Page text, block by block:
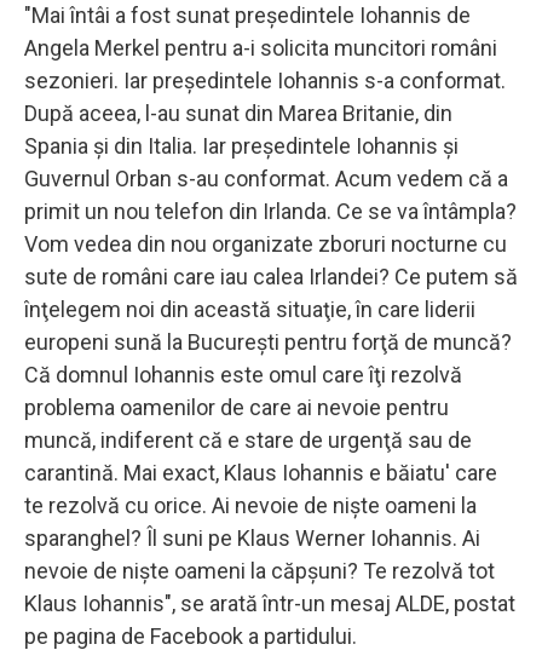
"Mai întâi a fost sunat preşedintele Iohannis de
Angela Merkel pentru a-i solicita muncitori români
sezonieri. Iar preşedintele Iohannis s-a conformat.
După aceea, l-au sunat din Marea Britanie, din
Spania şi din Italia. Iar preşedintele Iohannis şi
Guvernul Orban s-au conformat. Acum vedem că a
primit un nou telefon din Irlanda. Ce se va întâmpla?
Vom vedea din nou organizate zboruri nocturne cu
sute de români care iau calea Irlandei? Ce putem să
înţelegem noi din această situaţie, în care liderii
europeni sună la Bucureşti pentru forţă de muncă?
Că domnul Iohannis este omul care îţi rezolvă
problema oamenilor de care ai nevoie pentru
muncă, indiferent că e stare de urgenţă sau de
carantină. Mai exact, Klaus Iohannis e băiatu' care
te rezolvă cu orice. Ai nevoie de nişte oameni la
sparanghel? Îl suni pe Klaus Werner Iohannis. Ai
nevoie de nişte oameni la căpşuni? Te rezolvă tot
Klaus Iohannis", se arată într-un mesaj ALDE, postat
pe pagina de Facebook a partidului.